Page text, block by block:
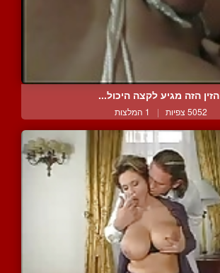
הזין הזה מגיע לקצה היכול...
5052 צפיות | 1 המלצות